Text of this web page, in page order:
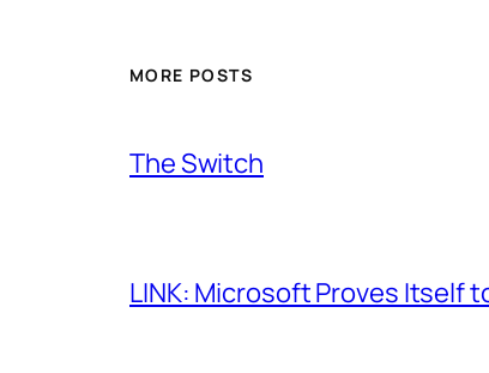
MORE POSTS
The Switch
LINK: Microsoft Proves Itself